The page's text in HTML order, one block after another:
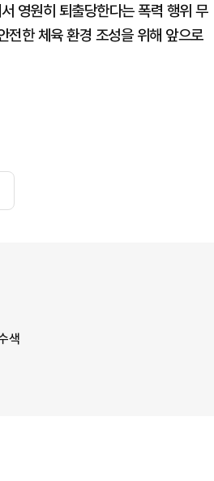
영원히 퇴출당한다는 폭력 행위 무
전한 체육 환경 조성을 위해 앞으로
색